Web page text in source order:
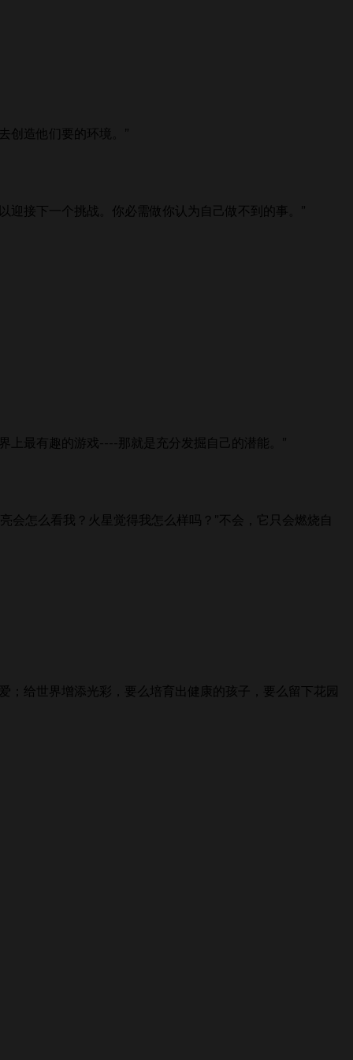
创造他们要的环境。”
接下一个挑战。你必需做你认为自己做不到的事。”
上最有趣的游戏----那就是充分发掘自己的潜能。”
会怎么看我？火星觉得我怎么样吗？”不会，它只会燃烧自
给世界增添光彩，要么培育出健康的孩子，要么留下花园